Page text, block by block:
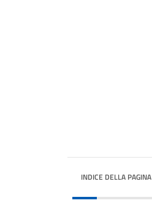
INDICE DELLA PAGINA